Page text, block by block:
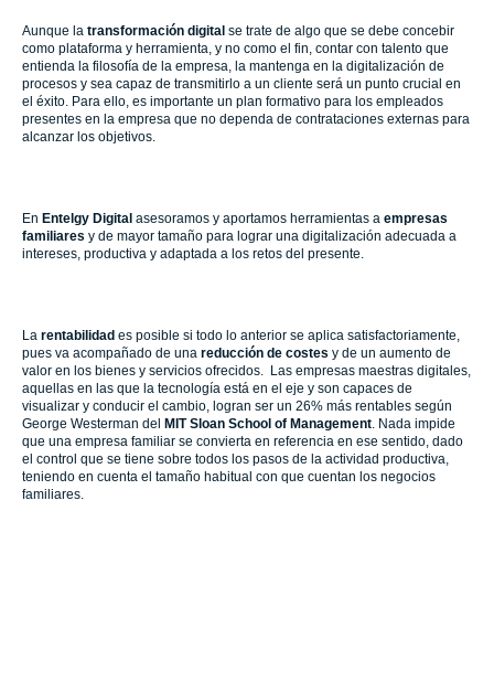
Aunque la transformación digital se trate de algo que se debe concebir
como plataforma y herramienta, y no como el fin, contar con talento que
entienda la filosofía de la empresa, la mantenga en la digitalización de
procesos y sea capaz de transmitirlo a un cliente será un punto crucial en
el éxito. Para ello, es importante un plan formativo para los empleados
presentes en la empresa que no dependa de contrataciones externas para
alcanzar los objetivos.
En Entelgy Digital asesoramos y aportamos herramientas a empresas
familiares y de mayor tamaño para lograr una digitalización adecuada a
intereses, productiva y adaptada a los retos del presente.
La rentabilidad es posible si todo lo anterior se aplica satisfactoriamente,
pues va acompañado de una reducción de costes y de un aumento de
valor en los bienes y servicios ofrecidos. Las empresas maestras digitales,
aquellas en las que la tecnología está en el eje y son capaces de
visualizar y conducir el cambio, logran ser un 26% más rentables según
George Westerman del
MIT Sloan School of Management. Nada impide
que una empresa familiar se convierta en referencia en ese sentido, dado
el control que se tiene sobre todos los pasos de la actividad productiva,
teniendo en cuenta el tamaño habitual con que cuentan los negocios
familiares.